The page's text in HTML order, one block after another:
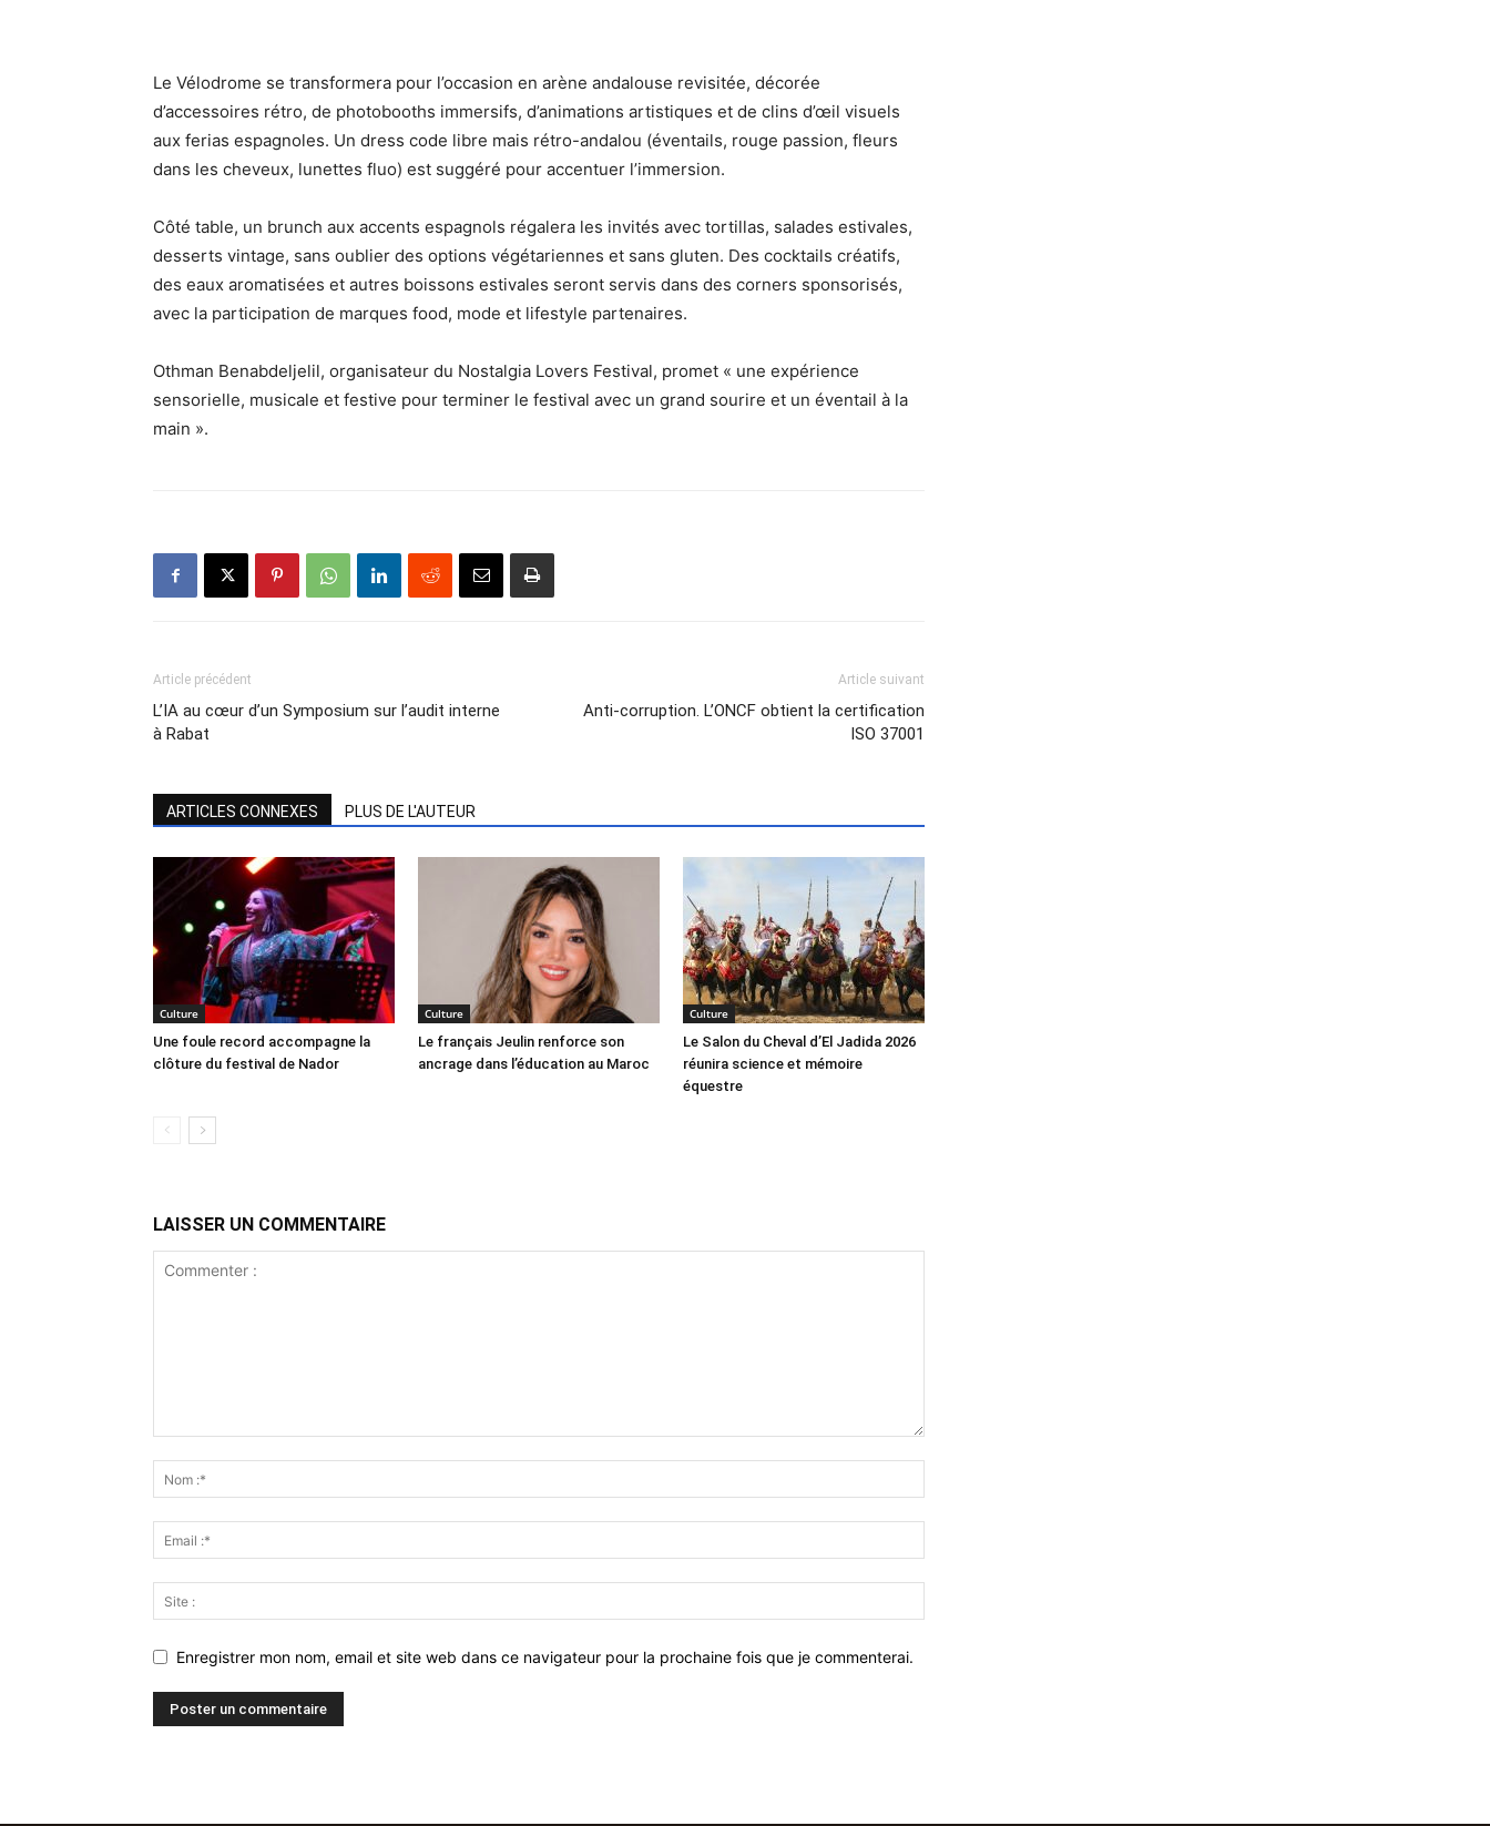
Le Vélodrome se transformera pour l’occasion en arène andalouse revisitée, décorée
d’accessoires rétro, de photobooths immersifs, d’animations artistiques et de clins d’œil visuels
aux ferias espagnoles. Un dress code libre mais rétro-andalou (éventails, rouge passion, fleurs
dans les cheveux, lunettes fluo) est suggéré pour accentuer l’immersion.
Côté table, un brunch aux accents espagnols régalera les invités avec tortillas, salades estivales,
desserts vintage, sans oublier des options végétariennes et sans gluten. Des cocktails créatifs,
des eaux aromatisées et autres boissons estivales seront servis dans des corners sponsorisés,
avec la participation de marques food, mode et lifestyle partenaires.
Othman Benabdeljelil, organisateur du Nostalgia Lovers Festival, promet « une expérience
sensorielle, musicale et festive pour terminer le festival avec un grand sourire et un éventail à la
main ».
Article précédent
L’IA au cœur d’un Symposium sur l’audit interne
à Rabat
Article suivant
Anti-corruption. L’ONCF obtient la certification
ISO 37001
ARTICLES CONNEXES PLUS DE L'AUTEUR
Culture
Une foule record accompagne la
clôture du festival de Nador
Culture
Le français Jeulin renforce son
ancrage dans l’éducation au Maroc
Culture
Le Salon du Cheval d’El Jadida 2026
réunira science et mémoire
équestre
LAISSER UN COMMENTAIRE
Enregistrer mon nom, email et site web dans ce navigateur pour la prochaine fois que je commenterai.